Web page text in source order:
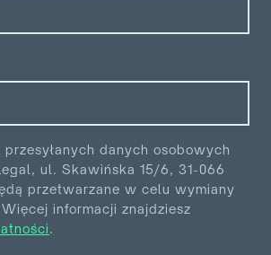
danych osobowych
ul. Skawińska 15/6, 31-066
przetwarzane w celu wymiany
informacji znajdziesz
.